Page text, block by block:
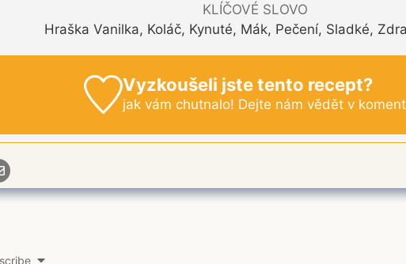
KLÍČOVÉ SLOVO
Hraška Vanilka, Koláč, Kynuté, Mák, Pečení, Sladké,
Vyzkoušeli jste tento recept?
jak vám chutnalo! Dejte nám vědět v